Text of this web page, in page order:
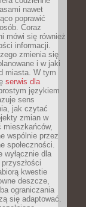
nawet
poprawić
Coraz
mówi się również
informacji.
zmienia się
i w jaki
miasta. W tym
serwis dla
językiem
sens
jak czytać
zmian w
mieszkańców,
wspólnie przez
społeczności.
wyłącznie dla
kwestie
deszcze,
ograniczania
się adaptować.